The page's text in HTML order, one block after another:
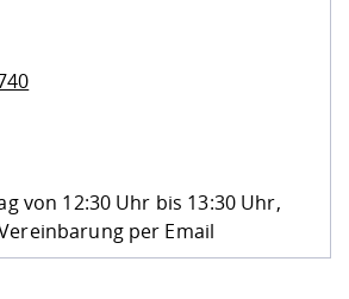
Digitales Lernen
Angebote der
Internationale
Kooperationen
Förderverein
von 12:30 Uhr bis 13:30 Uhr,
per Email